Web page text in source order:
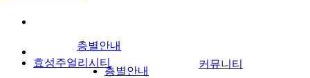
효성주얼리시티
층별안내
층별안내
커뮤니티